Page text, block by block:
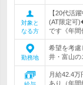
対象と
なる方
【20代活
(AT限定可
です《年間
勤務地
希望を考慮
井・富山の
月給42.4
あり（年